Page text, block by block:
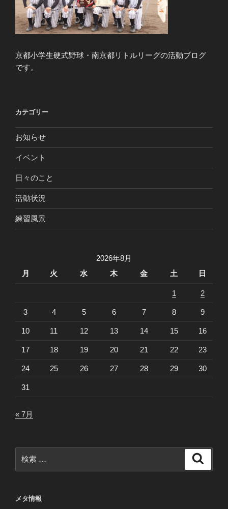
京都小学生硬式野球・南京都リトルリーグの活動ブログ
です。
カテゴリー
お知らせ
イベント
日々のこと
活動状況
練習風景
2026年8月
月
火 水 木 金 土 日
1 2
3 4 5 6 7 8 9
10 11 12 13 14 15 16
17 18 19 20 21 22 23
24 25 26 27 28 29 30
31
« 7月
索:
メタ情報